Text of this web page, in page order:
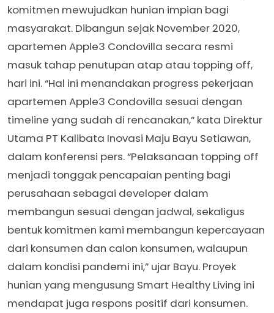
komitmen mewujudkan hunian impian bagi
masyarakat. Dibangun sejak November 2020,
apartemen Apple3 Condovilla secara resmi
masuk tahap penutupan atap atau topping off,
hari ini. “Hal ini menandakan progress pekerjaan
apartemen Apple3 Condovilla sesuai dengan
timeline yang sudah di rencanakan,” kata Direktur
Utama PT Kalibata Inovasi Maju Bayu Setiawan,
dalam konferensi pers. “Pelaksanaan topping off
menjadi tonggak pencapaian penting bagi
perusahaan sebagai developer dalam
membangun sesuai dengan jadwal, sekaligus
bentuk komitmen kami membangun kepercayaan
dari konsumen dan calon konsumen, walaupun
dalam kondisi pandemi ini,” ujar Bayu. Proyek
hunian yang mengusung Smart Healthy Living ini
mendapat juga respons positif dari konsumen.